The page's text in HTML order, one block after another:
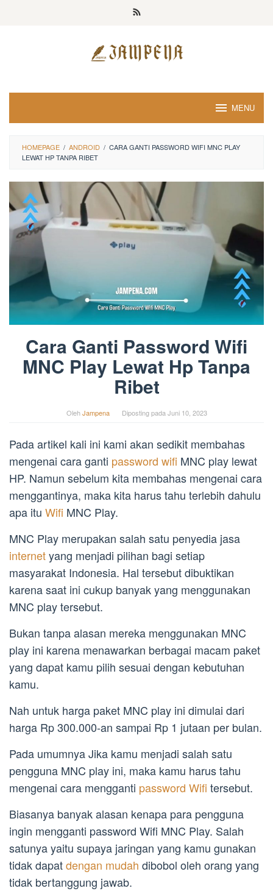
MENU
HOMEPAGE / ANDROID / CARA GANTI PASSWORD WIFI MNC PLAY
LEWAT HP TANPA RIBET
Cara Ganti Password Wifi
MNC Play Lewat Hp Tanpa
Ribet
OlehJampena Diposting pada Juni 10, 2023
Pada artikel kali ini kami akan sedikit membahas
mengenai cara ganti password wifi MNC play lewat
HP. Namun sebelum kita membahas mengenai cara
menggantinya, maka kita harus tahu terlebih dahulu
apa itu Wifi MNC Play.
MNC Play merupakan salah satu penyedia jasa
internetyang menjadi pilihan bagi setiap
masyarakat Indonesia. Hal tersebut dibuktikan
karena saat ini cukup banyak yang menggunakan
MNC play tersebut.
Bukan tanpa alasan mereka menggunakan MNC
play ini karena menawarkan berbagai macam paket
yang dapat kamu pilih sesuai dengan kebutuhan
kamu.
Nah untuk harga paket MNC play ini dimulai dari
harga Rp 300.000-an sampai Rp 1 jutaan per bulan.
Pada umumnya Jika kamu menjadi salah satu
pengguna MNC play ini, maka kamu harus tahu
mengenai cara mengganti password Wifi tersebut.
Biasanya banyak alasan kenapa para pengguna
ingin mengganti password Wifi MNC Play. Salah
satunya yaitu supaya jaringan yang kamu gunakan
tidak dapatdengan mudah dibobol oleh orang yang
tidak bertanggung jawab.